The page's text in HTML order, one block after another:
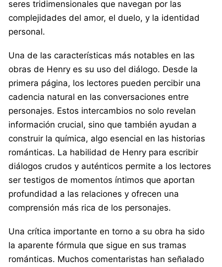
seres tridimensionales que navegan por las
complejidades del amor, el duelo, y la identidad
personal.
Una de las características más notables en las
obras de Henry es su uso del diálogo. Desde la
primera página, los lectores pueden percibir una
cadencia natural en las conversaciones entre
personajes. Estos intercambios no solo revelan
información crucial, sino que también ayudan a
construir la química, algo esencial en las historias
románticas. La habilidad de Henry para escribir
diálogos crudos y auténticos permite a los lectores
ser testigos de momentos íntimos que aportan
profundidad a las relaciones y ofrecen una
comprensión más rica de los personajes.
Una crítica importante en torno a su obra ha sido
la aparente fórmula que sigue en sus tramas
románticas. Muchos comentaristas han señalado